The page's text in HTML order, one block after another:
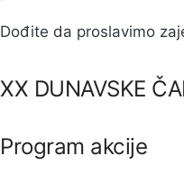
Dođite da proslavimo
XX DUNAVSKE
Program akcije